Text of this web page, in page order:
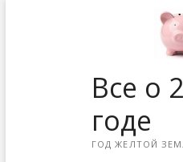
Все о
годе
ГОД ЖЕЛТОЙ